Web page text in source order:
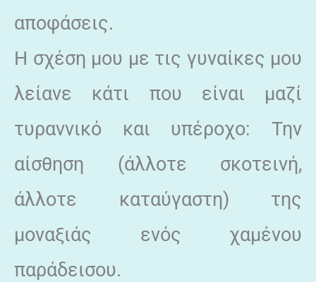
αποφάσεις.
Η σχέση μου με τις γυναίκες μου
λείανε κάτι που είναι μαζί
τυραννικό και υπέροχο: Την
αίσθηση (άλλοτε σκοτεινή,
άλλοτε καταύγαστη) της
μοναξιάς ενός χαμένου
παράδεισου.